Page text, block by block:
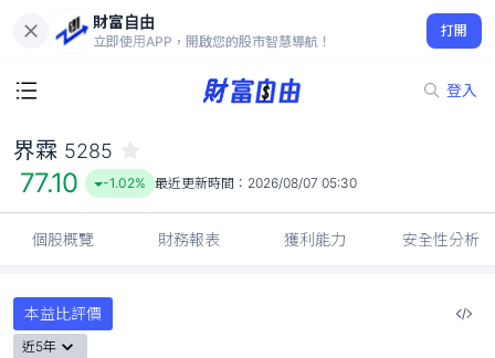
財富自由
立即使用APP，開啟您的股市智慧導航！
打開
登入
77.10
-1.02%
界霖 5285
77.10 -1.02% 最近更新時間： 2026/08/07 05:30
個股概覽 財務報表 獲利能力 安全性分析
本益比評價
近5年